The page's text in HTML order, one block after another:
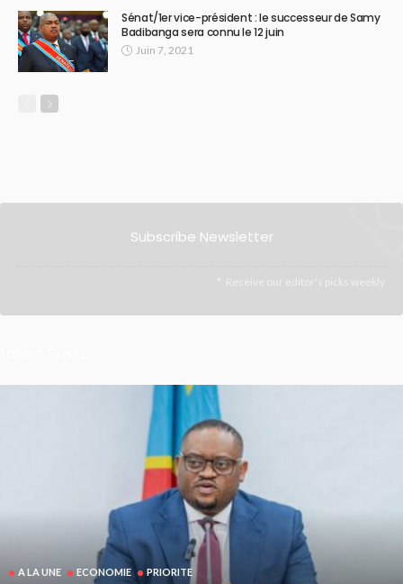
Sénat/1er vice-président : le successeur de Samy
Badibanga sera connu le 12 juin
Juin 7, 2021
Subscribe Newsletter
Receive our editor's picks weekly
A LA UNE ECONOMIE PRIORITE